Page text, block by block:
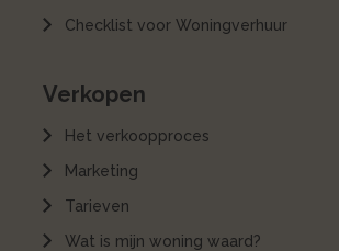
Checklist voor Woningverhuur
Verkopen
Het verkoopproces
Marketing
Tarieven
Wat is mijn woning waard?